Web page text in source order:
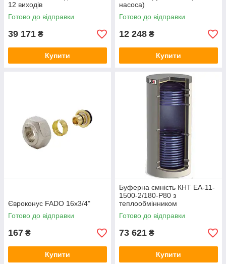
12 виходів
Готово до відправки
39 171 ₴
Купити
насоса)
Готово до відправки
12 248 ₴
Купити
Євроконус FADO 16x3/4"
Готово до відправки
167 ₴
Купити
Буферна ємність КНТ ЕА-11-
1500-2/180-P80 з
теплообмінником
Готово до відправки
73 621 ₴
Купити